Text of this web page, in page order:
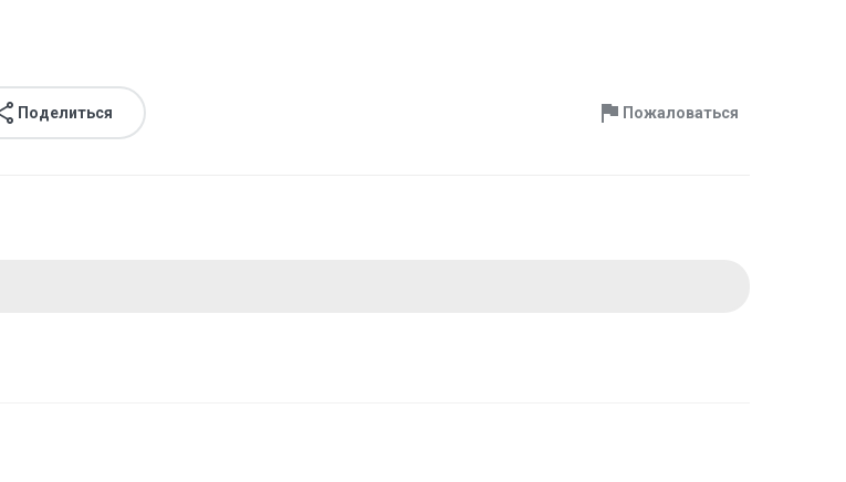
Поделиться Пожаловаться